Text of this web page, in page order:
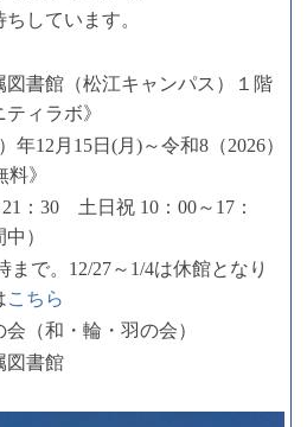
しています。
書館（松江キャンパス）１階
ィラボ》
年12月15日(月)～令和8（2026）
》
：30 土日祝 10：00～17：
）
12/27～1/4は休館となり
こちら
（和・輪・羽の会）
図書館